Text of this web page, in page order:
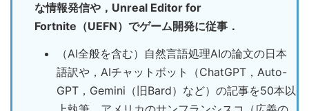
な情報発信や，Unreal Editor for
Fortnite（UEFN）でゲーム開発に従事．
（AI全般を含む）自然言語処理AIの論文の日本
語訳や，AIチャットボット（ChatGPT，Auto-
GPT，Gemini（旧Bard）など）の記事を50本以